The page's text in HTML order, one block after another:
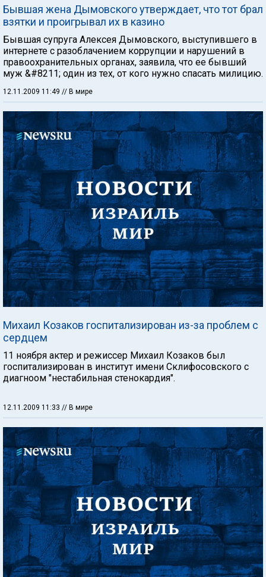
Бывшая жена Дымовского утверждает, что тот брал
взятки и проигрывал их в казино
Бывшая супруга Алексея Дымовского, выступившего в
интернете с разоблачением коррупции и нарушений в
правоохранительных органах, заявила, что ее бывший
муж &#8211; один из тех, от кого нужно спасать милицию.
12.11.2009 11:49 // В мире
Михаил Козаков госпитализирован из-за проблем с
сердцем
11 ноября актер и режиссер Михаил Козаков был
госпитализирован в институт имени Склифосовского с
диагноом "нестабильная стенокардия".
12.11.2009 11:33 // В мире